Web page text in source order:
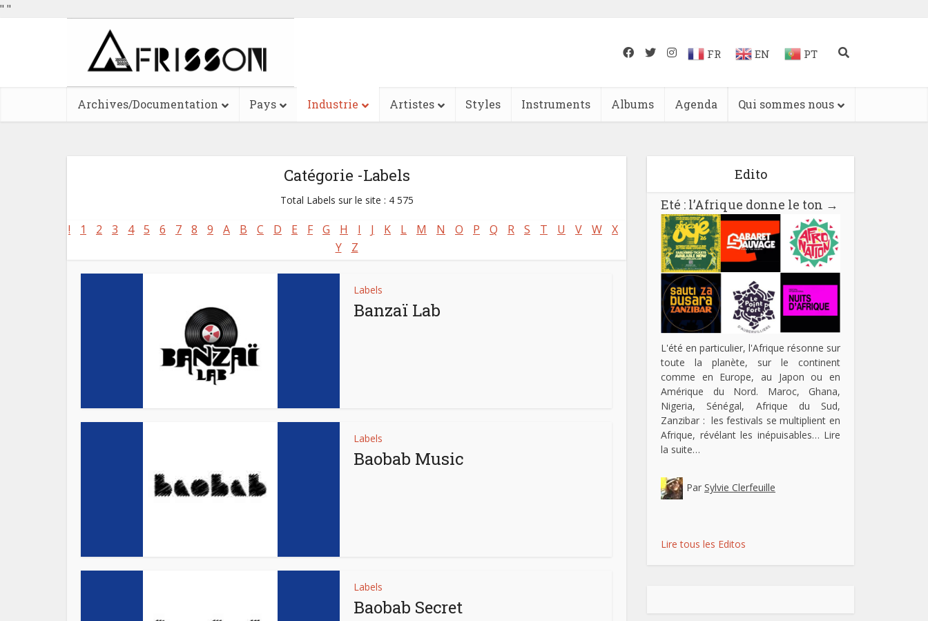
" "
FR EN PT
Archives/Documentation Pays Industrie Artistes Styles Instruments Albums Agenda Qui sommes nous
Catégorie -Labels
Total Labels sur le site : 4 575
! 1 2 3 4 5 6 7 8 9 A B C D E F G H I J K L M N O P Q R S T U V W
X
Y
Z
Labels
Banzaï Lab
Labels
Baobab Music
Labels
Baobab Secret
Edito
Eté : l’Afrique donne le ton →
L'été en particulier, l'Afrique résonne sur
toute la planète, sur le continent
comme en Europe, au Japon ou en
Amérique du Nord. Maroc, Ghana,
Nigeria, Sénégal, Afrique du Sud,
Zanzibar : les festivals se multiplient en
Afrique, révélant les inépuisables… Lire
la suite…
Par Sylvie Clerfeuille
Lire tous les Editos